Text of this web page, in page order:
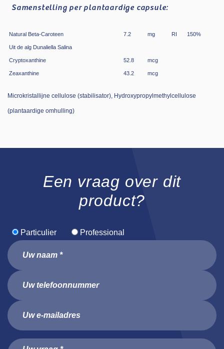
Samenstelling per plantaardige capsule:
Natural Beta-Caroteen 7.2 mg RI 150%
Uit de alg Dunaliella Salina
Cryptoxanthine 52.8 mcg
Zeaxanthine 43.2 mcg
Microkristallijne cellulose (stabilisator), Hydroxypropylmethylcellulose
(plantaardige omhulling)
Een vraag over dit
product?
Particulier Professional